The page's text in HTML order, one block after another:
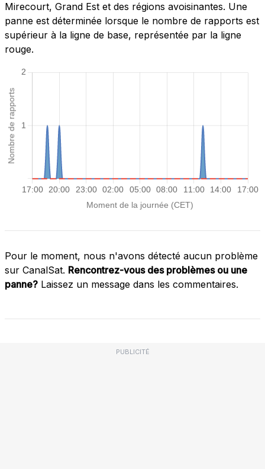
Mirecourt, Grand Est et des régions avoisinantes. Une
panne est déterminée lorsque le nombre de rapports est
supérieur à la ligne de base, représentée par la ligne
rouge.
Pour le moment, nous n'avons détecté aucun problème
sur CanalSat. Rencontrez-vous des problèmes ou une
panne? Laissez un message dans les commentaires.
PUBLICITÉ